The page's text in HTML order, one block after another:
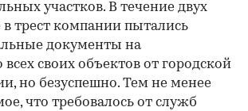
участков. В течение двух
трест компании пытались
документы на
всех своих объектов от городской
но безуспешно. Тем не менее
что требовалось от служб